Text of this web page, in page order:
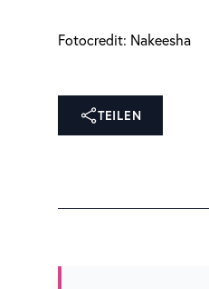
Fotocredit: Nakeesha
TEILEN